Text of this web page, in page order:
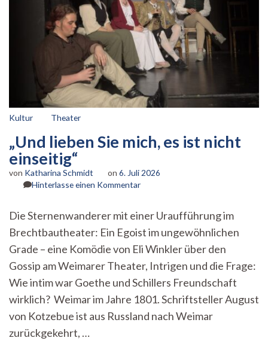
Kultur Theater
„Und lieben Sie mich, es ist nicht
einseitig“
von Katharina Schmidt on 6. Juli 2026
Hinterlasse einen Kommentarzu
Sie
mich,
es
ist
nicht
einseitig“
Die Sternenwanderer mit einer Uraufführung im
Brechtbautheater: Ein Egoist im ungewöhnlichen
Grade – eine Komödie von Eli Winkler über den
Gossip am Weimarer Theater, Intrigen und die Frage:
Wie intim war Goethe und Schillers Freundschaft
wirklich? Weimar im Jahre 1801. Schriftsteller August
von Kotzebue ist aus Russland nach Weimar
zurückgekehrt, …